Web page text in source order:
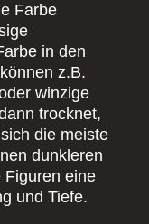
Farbe
in den
z.B.
winzige
trocknet,
die meiste
dunkleren
Figuren eine
und Tiefe.